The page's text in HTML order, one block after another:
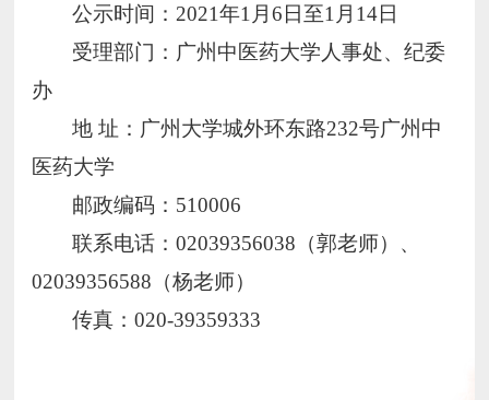
公示时间： 2021年1 月6日至1 月 14日
受理部门：广州中医药大学人事处、纪委
办
地 址：广州大学城外环东路232号广州中
医药大学
邮政编码： 510006
联系电话：02039356038（郭老师）、
02039356588（杨老师）
传真：020-39359333